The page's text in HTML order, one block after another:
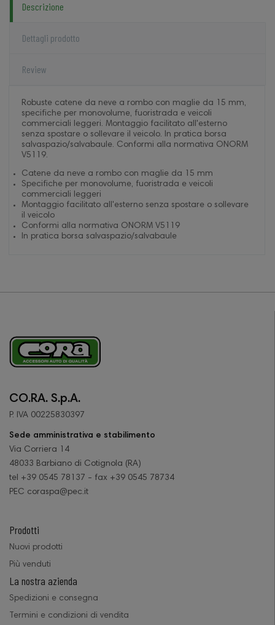
Descrizione
Dettagli prodotto
Review
Robuste catene da neve a rombo con maglie da 15 mm,
specifiche per monovolume, fuoristrada e veicoli
commerciali leggeri. Montaggio facilitato all'esterno
senza spostare o sollevare il veicolo. In pratica borsa
salvaspazio/salvabaule. Conformi alla normativa ONORM
V5119.
Catene da neve a rombo con maglie da 15 mm
Specifiche per monovolume, fuoristrada e veicoli
commerciali leggeri
Montaggio facilitato all'esterno senza spostare o sollevare
il veicolo
Conformi alla normativa ONORM V5119
In pratica borsa salvaspazio/salvabaule
CO.RA. S.p.A.
P. IVA 00225830397
Sede amministrativa e stabilimento
Via Corriera 14
48033 Barbiano di Cotignola (RA)
tel +39 0545 78137 - fax +39 0545 78734
PEC coraspa@pec.it
Prodotti
Nuovi prodotti
Più venduti
La nostra azienda
Spedizioni e consegna
Termini e condizioni di vendita